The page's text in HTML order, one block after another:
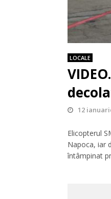
LOCALE
12
Elicopterul
Napoca, iar
întâmpinat